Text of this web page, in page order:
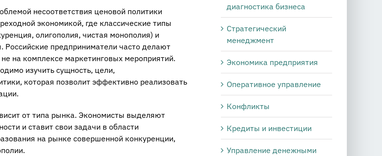
несоответствия ценовой политики
экономикой, где классические типы
олигополия, чистая монополия) и
предприниматели часто делают
на комплексе маркетинговых мероприятий.
изучить сущность, цели,
которая позволит эффективно реализовать
от типа рынка. Экономисты выделяют
и ставит свои задачи в области
на рынке совершенной конкуренции,
диагностика бизнеса
Стратегический
менеджмент
Экономика предприятия
Оперативное управление
Конфликты
Кредиты и инвестиции
Управление денежными